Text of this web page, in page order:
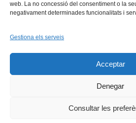
web. La no concessió del consentiment o la
negativament determinades funcionalitats i
Gestiona els serveis
Acceptar
Denegar
Consultar les
INICI QUI SOM
DESENVOLUPAMENT SOSTENIBLE
AVÍS LEGAL
Copyright © 2026 - Xarxa